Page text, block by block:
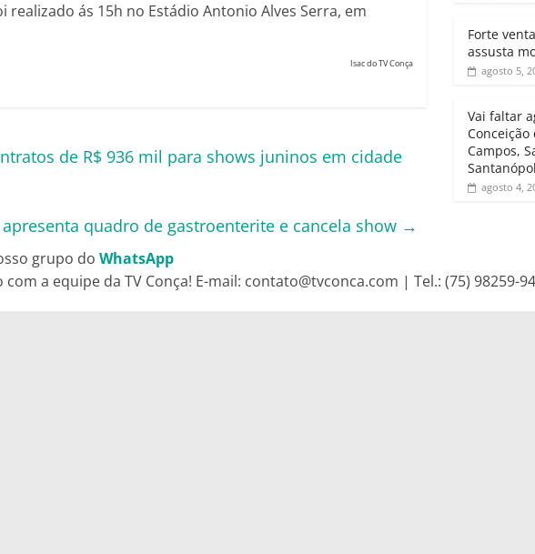
ás 15h no Estádio Antonio Alves Serra, em
Isac do TV Conça
de R$ 936 mil para shows juninos em cidade
quadro de gastroenterite e cancela show →
grupo do WhatsApp
Forte
assusta
agosto 5,
Vai faltar
Conceição
Campos,
agosto 4,
a equipe da TV Conça! E-mail: contato@tvconca.com | Tel.: (75) 98259-